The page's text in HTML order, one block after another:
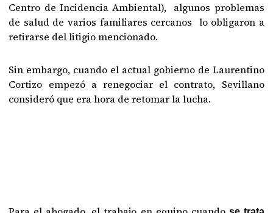
Centro de Incidencia Ambiental), algunos problemas
de salud de varios familiares cercanos lo obligaron a
retirarse del litigio mencionado.
Sin embargo, cuando el actual gobierno de Laurentino
Cortizo empezó a renegociar el contrato, Sevillano
consideró que era hora de retomar la lucha.